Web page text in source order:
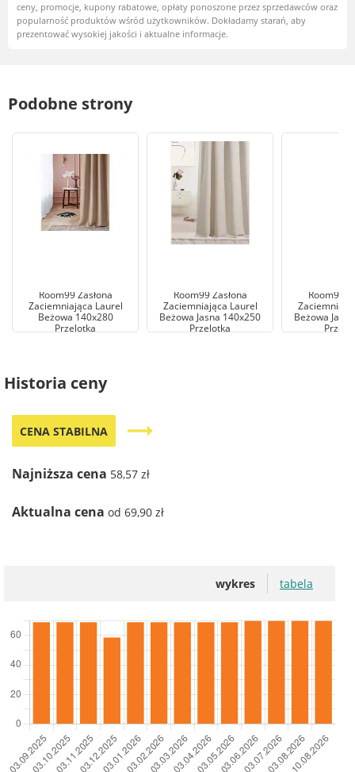
ceny, promocje, kupony rabatowe, opłaty ponoszone przez sprzedawców oraz
popularność produktów wśród użytkowników. Dokładamy starań, aby
prezentować wysokiej jakości i aktualne informacje.
Podobne strony
Room99 Zasłona
Zaciemniająca Laurel
Beżowa 140x280
Przelotka
Room99 Zasłona
Zaciemniająca Laurel
Beżowa Jasna 140x250
Przelotka
Room99
Beżowa
Historia ceny
CENA STABILNA trending_flat
Najniższa cena 58,57 zł
Aktualna cena od 69,90 zł
wykres tabela